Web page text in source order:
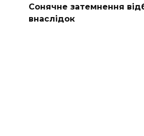
Сонячне затемнення
внаслідок